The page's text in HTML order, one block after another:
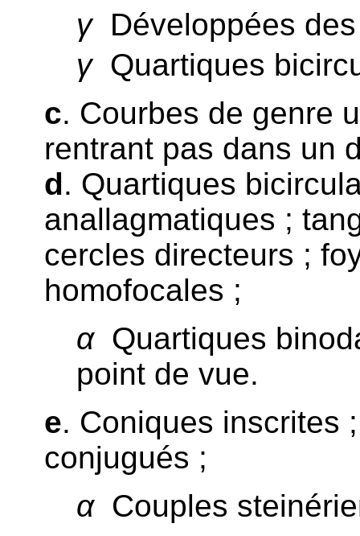
γDéveloppées
γQuartiques
c. Courbes de genre
rentrant pas dans un
d. Quartiques
anallagmatiques ;
cercles directeurs ;
homofocales ;
αQuartiques
point de vue.
e. Coniques inscrites
conjugués ;
αCouples